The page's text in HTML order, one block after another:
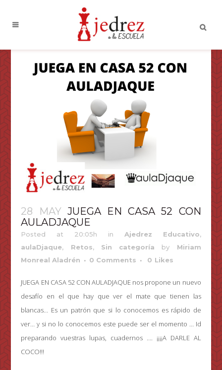
28 MAYJUEGA EN CASA 52 CON
AULADJAQUE
Posted at 20:05h in Ajedrez Educativo,
aulaDjaque, Retos, Sin categoría by Miriam
Monreal Aladrén
0 Comments 0 Likes
JUEGA EN CASA 52 CON AULADJAQUE nos propone un nuevo
desafío en el que hay que ver el mate que tienen las
blancas… Es un patrón que si lo conocemos es rápido de
ver… y si no lo conocemos este puede ser el momento … Id
preparando vuestras lupas, cuadernos …. ¡¡¡¡A DARLE AL
COCO!!!